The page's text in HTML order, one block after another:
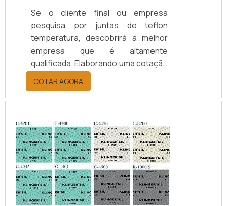
Se o cliente final ou empresa
pesquisa por juntas de teflon
temperatura, descobrirá a melhor
empresa que é altamente
qualificada. Elaborando uma cotação
por meio da plataforma e
descobrindo a melhor referência do
mercado.Sim, aqui é o lugar certo!
temperatura, com os colaboradores
da kaelved obterá excelente custo-
benefício com assessoria técnica
especializada.UM POUCO MAIS
SOBRE JUNTAS DE TEFLON
TEMPERA...
COTAR AGORA